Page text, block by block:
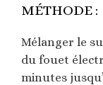
MÉTHODE :
Mélanger le
du fouet
minutes